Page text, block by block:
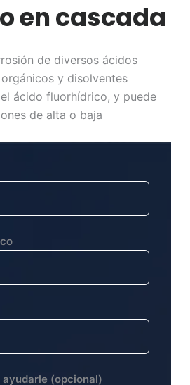
en cascada
de diversos ácidos
y disolventes
ácido fluorhídrico, y puede
de alta o baja
ayudarle (opcional)